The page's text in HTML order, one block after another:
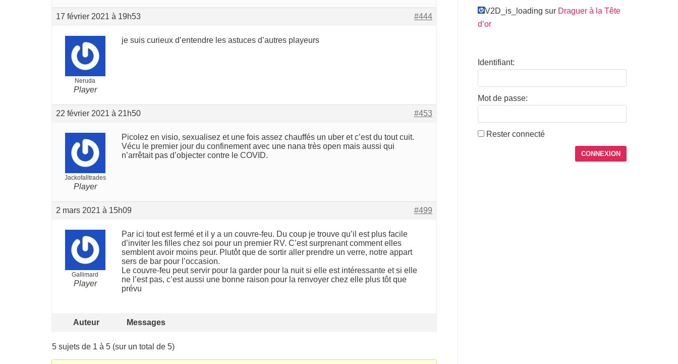
17 février 2021 à 19h53 #444
Neruda
Player
je suis curieux d’entendre les astuces d’autres playeurs
22 février 2021 à 21h50 #453
Jackofalltrades
Player
Picolez en visio, sexualisez et une fois assez chauffés un uber et c’est du tout cuit.
Vécu le premier jour du confinement avec une nana très open mais aussi qui
n’arrêtait pas d’objecter contre le COVID.
2 mars 2021 à 15h09 #499
Gallimard
Player
Par ici tout est fermé et il y a un couvre-feu. Du coup je trouve qu’il est plus facile
d’inviter les filles chez soi pour un premier RV. C’est surprenant comment elles
semblent avoir moins peur. Plutôt que de sortir aller prendre un verre, notre appart
sers de bar pour l’occasion.
Le couvre-feu peut servir pour la garder pour la nuit si elle est intéressante et si elle
ne l’est pas, c’est aussi une bonne raison pour la renvoyer chez elle plus tôt que
prévu
Auteur Messages
5 sujets de 1 à 5 (sur un total de 5)
V2D_is_loading sur Draguer à la Tête
d’or
Identifiant:
Mot de passe:
Rester connecté
CONNEXION